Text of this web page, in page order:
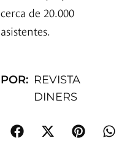
cerca de 20.000
asistentes.
POR: REVISTA
DINERS